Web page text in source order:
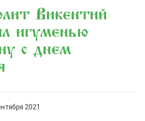
Викентий
игуменью
с днем
2021